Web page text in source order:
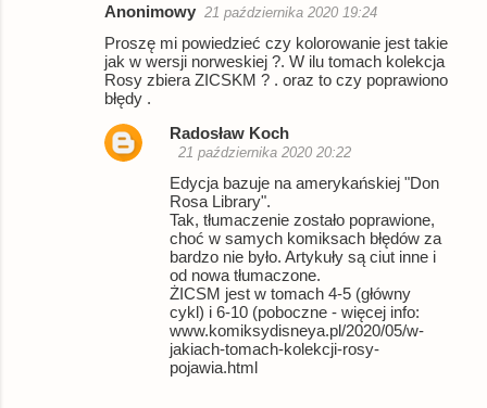
Anonimowy 21 października 2020 19:24
Proszę mi powiedzieć czy kolorowanie jest takie
jak w wersji norweskiej ?. W ilu tomach kolekcja
Rosy zbiera ZICSKM ? . oraz to czy poprawiono
błędy .
Radosław Koch
21 października 2020 20:22
Edycja bazuje na amerykańskiej "Don
Rosa Library".
Tak, tłumaczenie zostało poprawione,
choć w samych komiksach błędów za
bardzo nie było. Artykuły są ciut inne i
od nowa tłumaczone.
ŻICSM jest w tomach 4-5 (główny
cykl) i 6-10 (poboczne - więcej info:
www.komiksydisneya.pl/2020/05/w-
jakiach-tomach-kolekcji-rosy-
pojawia.html